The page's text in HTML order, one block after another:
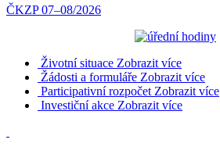
ČKZP 07–08/2026
Životní situace Zobrazit více
Žádosti a formuláře Zobrazit více
Participativní rozpočet Zobrazit více
Investiční akce Zobrazit více